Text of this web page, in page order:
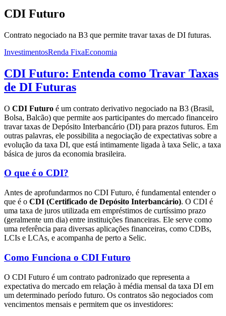
CDI Futuro
Contrato negociado na B3 que permite travar taxas de DI futuras.
InvestimentosRenda FixaEconomia
CDI Futuro: Entenda como Travar Taxas
de DI Futuras
O CDI Futuro é um contrato derivativo negociado na B3 (Brasil,
Bolsa, Balcão) que permite aos participantes do mercado financeiro
travar taxas de Depósito Interbancário (DI) para prazos futuros. Em
outras palavras, ele possibilita a negociação de expectativas sobre a
evolução da taxa DI, que está intimamente ligada à taxa Selic, a taxa
básica de juros da economia brasileira.
O que é o CDI?
Antes de aprofundarmos no CDI Futuro, é fundamental entender o
que é o CDI (Certificado de Depósito Interbancário). O CDI é
uma taxa de juros utilizada em empréstimos de curtíssimo prazo
(geralmente um dia) entre instituições financeiras. Ele serve como
uma referência para diversas aplicações financeiras, como CDBs,
LCIs e LCAs, e acompanha de perto a Selic.
Como Funciona o CDI Futuro
O CDI Futuro é um contrato padronizado que representa a
expectativa do mercado em relação à média mensal da taxa DI em
um determinado período futuro. Os contratos são negociados com
vencimentos mensais e permitem que os investidores: